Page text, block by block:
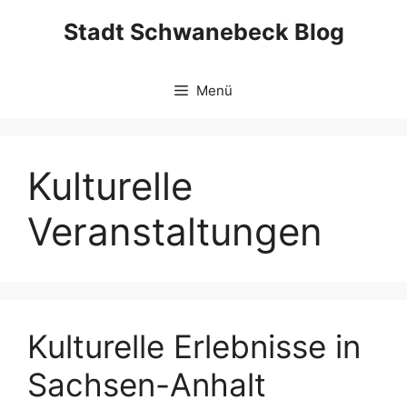
Stadt Schwanebeck Blog
Menü
Kulturelle
Veranstaltungen
Kulturelle Erlebnisse in
Sachsen-Anhalt